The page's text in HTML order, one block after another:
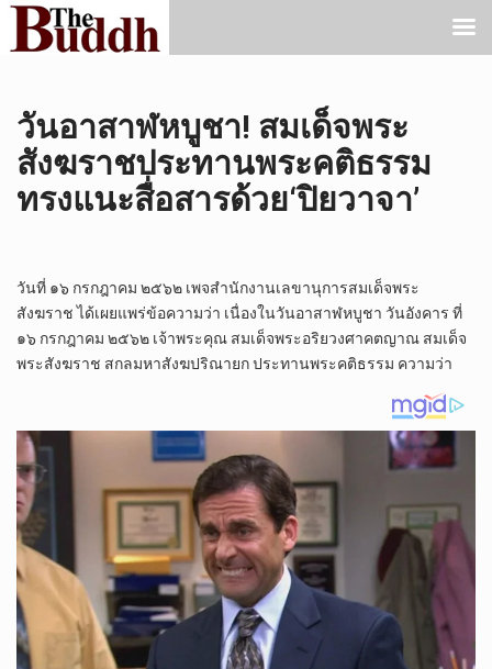
วันอาสาฬหบูชา! สมเด็จพระ
สังฆราชประทานพระคติธรรม
ทรงแนะสื่อสารด้วย‘ปิยวาจา’
วันที่ ๑๖ กรกฎาคม ๒๕๖๒ เพจสำนักงานเลขานุการสมเด็จพระ
สังฆราช ได้เผยแพร่ข้อความว่า เนื่องในวันอาสาฬหบูชา วันอังคาร ที่
๑๖ กรกฎาคม ๒๕๖๒ เจ้าพระคุณ สมเด็จพระอริยวงศาคตญาณ สมเด็จ
พระสังฆราช สกลมหาสังฆปริณายก ประทานพระคติธรรม ความว่า